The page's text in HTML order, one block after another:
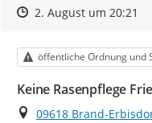
Zeitpunkt des Erstellens
Zeitpunkt des
2. August um 20:21
Kategorie
öffentliche Ordnung und
Keine Rasenpflege
Ort
09618 Brand-